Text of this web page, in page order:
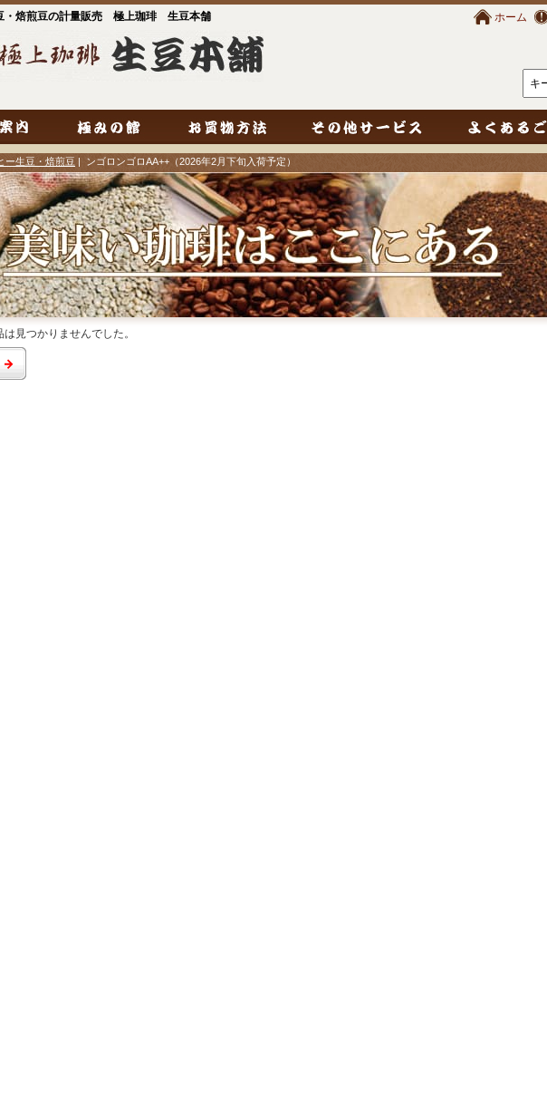
・焙煎豆の計量販売 極上珈琲 生豆本舗 ホーム
ー生豆・焙煎豆 | ンゴロンゴロAA++（2026年2月下旬入荷予定）
見つかりませんでした。